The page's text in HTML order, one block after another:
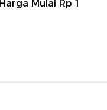
Mulai Rp 1